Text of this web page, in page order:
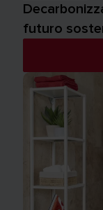
futuro